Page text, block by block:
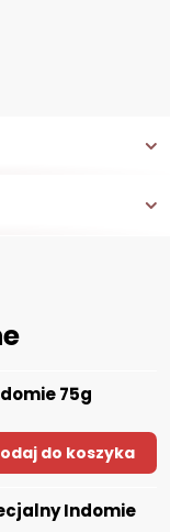
75g
do koszyka
Indomie